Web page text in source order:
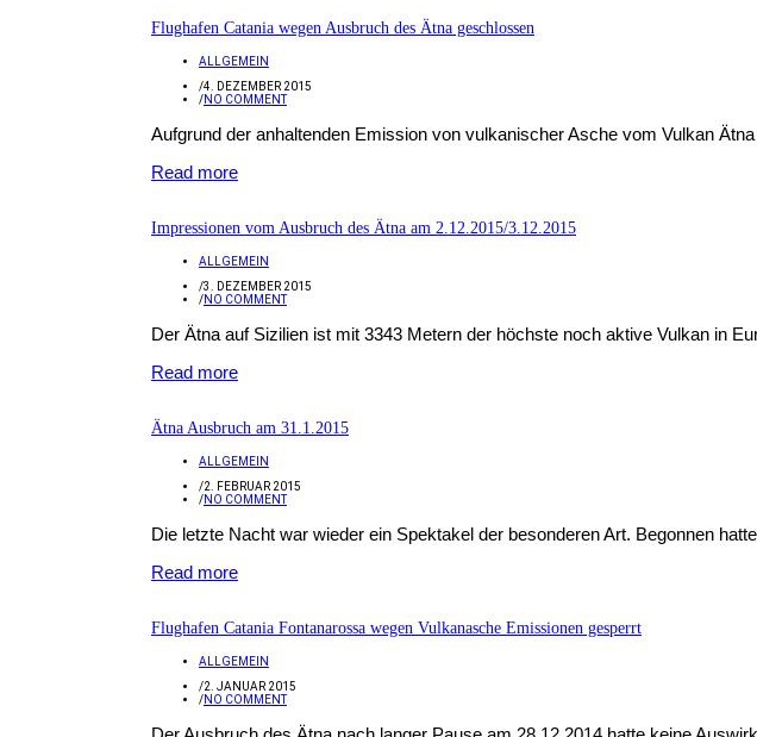
Flughafen Catania wegen Ausbruch des Ätna geschlossen
ALLGEMEIN
/4. DEZEMBER 2015
/NO COMMENT
Aufgrund der anhaltenden Emission von vulkanischer Asche vom Vulkan
Read more
Impressionen vom Ausbruch des Ätna am 2.12.2015/3.12.2015
ALLGEMEIN
/3. DEZEMBER 2015
/NO COMMENT
Der Ätna auf Sizilien ist mit 3343 Metern der höchste noch aktive Vulkan in
Read more
Ätna Ausbruch am 31.1.2015
ALLGEMEIN
/2. FEBRUAR 2015
/NO COMMENT
Die letzte Nacht war wieder ein Spektakel der besonderen Art. Begonnen
Read more
Flughafen Catania Fontanarossa wegen Vulkanasche Emissionen gesperrt
ALLGEMEIN
/2. JANUAR 2015
/NO COMMENT